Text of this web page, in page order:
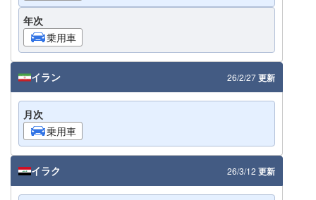
年次
乗用車
イラン 26/2/27更新
月次
乗用車
イラク 26/3/12 更新